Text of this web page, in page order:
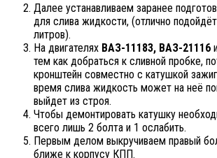
Далее устанавливаем заранее
для слива жидкости, (отлично
литров).
На двигателях ВАЗ-11183, ВАЗ-21116
тем как добраться к сливной пробке,
кронштейн совместно с катушкой
время слива жидкость может на неё
выйдет из строя.
Чтобы демонтировать катушку
всего лишь 2 болта и 1 ослабить.
Первым делом выкручиваем правый
ближе к корпусу КПП.